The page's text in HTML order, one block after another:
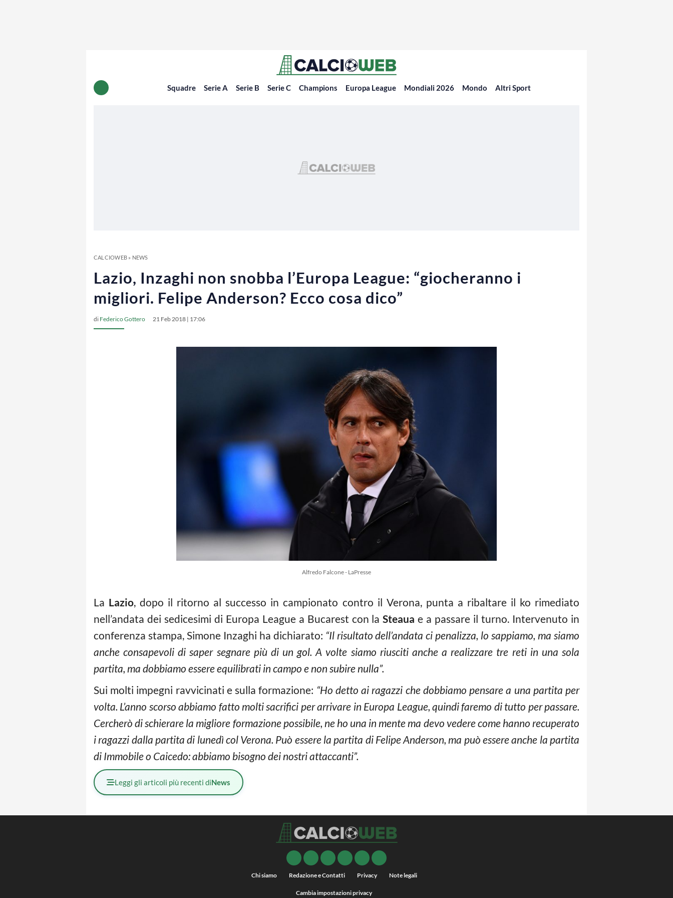
Squadre Serie A Serie B Serie C Champions Europa League Mondiali 2026 Mondo Altri Sport
CALCIOWEB» NEWS
Lazio, Inzaghi non snobba l’Europa League: “giocheranno i
migliori. Felipe Anderson? Ecco cosa dico”
di Federico Gottero 21 Feb 2018 | 17:06
Alfredo Falcone - LaPresse
La Lazio, dopo il ritorno al successo in campionato contro il Verona, punta a ribaltare il ko rimediato
nell’andata dei sedicesimi di Europa League a Bucarest con laSteaua e a passare il turno. Intervenuto in
conferenza stampa, Simone Inzaghi ha dichiarato: “Il risultato dell’andata ci penalizza, lo sappiamo, ma siamo
anche consapevoli di saper segnare più di un gol. A volte siamo riusciti anche a realizzare tre reti in una sola
partita, ma dobbiamo essere equilibrati in campo e non subire nulla”.
Sui molti impegni ravvicinati e sulla formazione: “Ho detto ai ragazzi che dobbiamo pensare a una partita per
volta. L’anno scorso abbiamo fatto molti sacrifici per arrivare in Europa League, quindi faremo di tutto per passare.
Cercherò di schierare la migliore formazione possibile, ne ho una in mente ma devo vedere come hanno recuperato
i ragazzi dalla partita di lunedì col Verona. Può essere la partita di Felipe Anderson, ma può essere anche la partita
di Immobile o Caicedo: abbiamo bisogno dei nostri attaccanti”.
Leggi gli articoli più recenti diNews
Chi siamo Redazione e Contatti Privacy Note legali
Cambia impostazioni privacy